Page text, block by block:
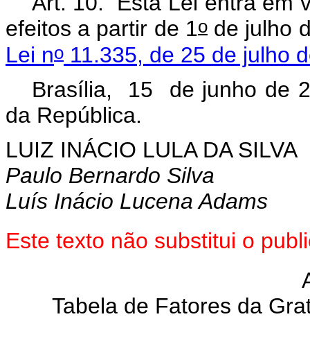
efeitos a partir de 1ode julho
Lei no 11.335, de 25 de julho
Brasília, 15 de junho de
da República.
LUIZ INÁCIO LULA DA SILVA
Paulo Bernardo Silva
Luís Inácio Lucena Adams
Este texto não substitui o
Tabela de Fatores da